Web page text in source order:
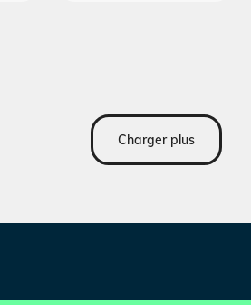
Charger plus